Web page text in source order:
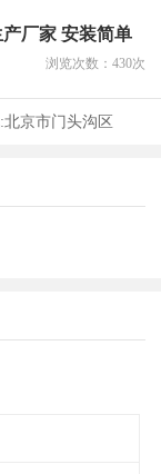
厂家 安装简单
浏览次数： 430次
北京市门头沟区